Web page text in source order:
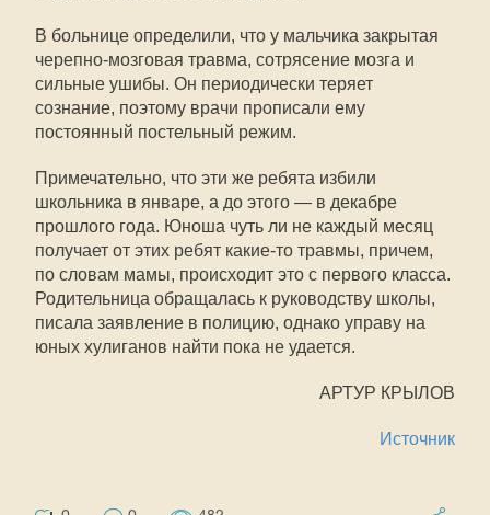
В больнице определили, что у мальчика закрытая
черепно-мозговая травма, сотрясение мозга и
сильные ушибы. Он периодически теряет
сознание, поэтому врачи прописали ему
постоянный постельный режим.
Примечательно, что эти же ребята избили
школьника в январе, а до этого — в декабре
прошлого года. Юноша чуть ли не каждый месяц
получает от этих ребят какие-то травмы, причем,
по словам мамы, происходит это с первого класса.
Родительница обращалась к руководству школы,
писала заявление в полицию, однако управу на
юных хулиганов найти пока не удается.
АРТУР КРЫЛОВ
Источник